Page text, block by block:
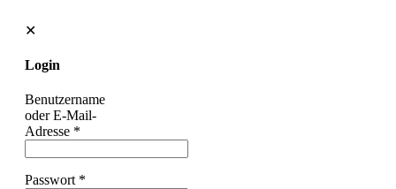
✕
Login
Benutzername
oder E-Mail-
Adresse *
Passwort *